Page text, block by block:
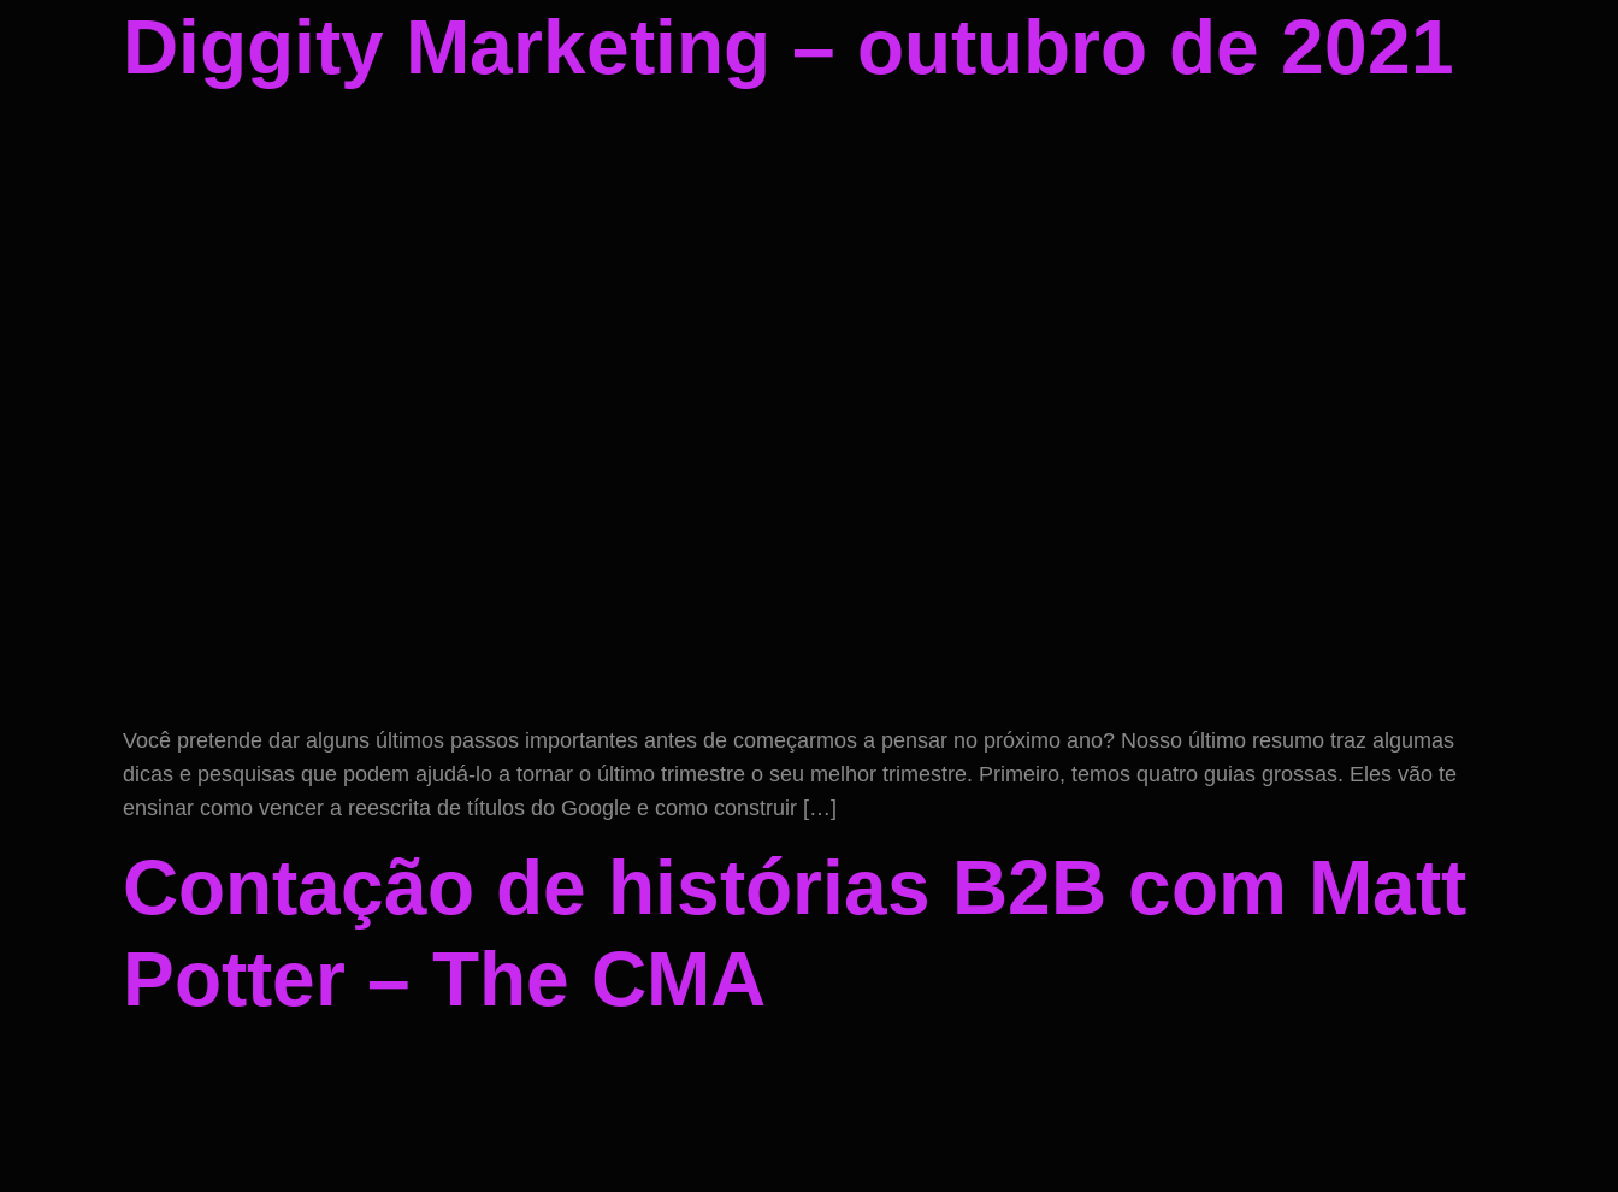
Diggity Marketing – outubro de 2021
Você pretende dar alguns últimos passos importantes antes de começarmos a pensar no próximo ano? Nosso último resumo traz algumas
dicas e pesquisas que podem ajudá-lo a tornar o último trimestre o seu melhor trimestre. Primeiro, temos quatro guias grossas. Eles vão te
ensinar como vencer a reescrita de títulos do Google e como construir […]
Contação de histórias B2B com Matt
Potter – The CMA